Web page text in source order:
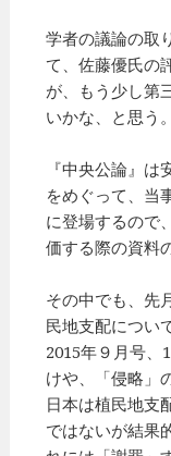
学者の議論の取
て、佐藤優氏の
が、もう少し第
いかな、と思う。
『中央公論』
をめぐって、当
に登場するので
価する際の資料
その中でも、先
民地支配につい
2015年９月号、
けや、「侵略」
日本は植民地支
ではないが結果